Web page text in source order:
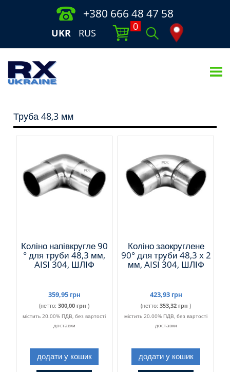
+380 666 48 47 58
UKR RUS
0
Труба 48,3 мм
Коліно напівкругле 90
° для труби 48,3 мм,
AISI 304, ШЛІФ
359,95 грн
(нетто: 300,00 грн )
містить 20.00% ПДВ, без вартості
доставки
додати у кошик
Коліно заокруглене
90° для труби 48,3 x 2
мм, AISI 304, ШЛІФ
423,93 грн
(нетто: 353,32 грн )
містить 20.00% ПДВ, без вартості
доставки
додати у кошик